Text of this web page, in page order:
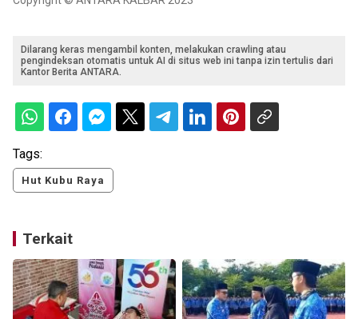
Dilarang keras mengambil konten, melakukan crawling atau
pengindeksan otomatis untuk AI di situs web ini tanpa izin tertulis dari
Kantor Berita ANTARA.
Tags:
Hut Kubu Raya
Terkait